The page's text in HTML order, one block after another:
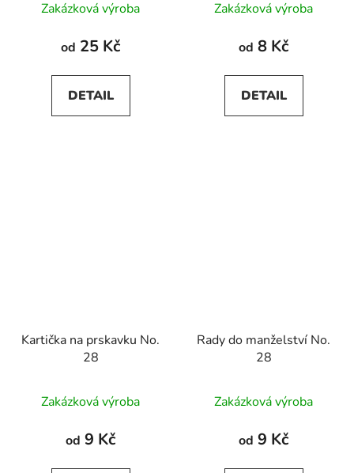
Zakázková výroba
od 25 Kč
DETAIL
hodnocení
produktu
5,0
z
Zakázková výroba
od 8 Kč
DETAIL
Kartička na prskavku No.
28
Zakázková výroba
od 9 Kč
Rady do manželství No.
28
Zakázková výroba
od 9 Kč